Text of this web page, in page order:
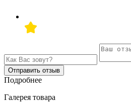
Отправить отзыв
Подробнее
Галерея товара